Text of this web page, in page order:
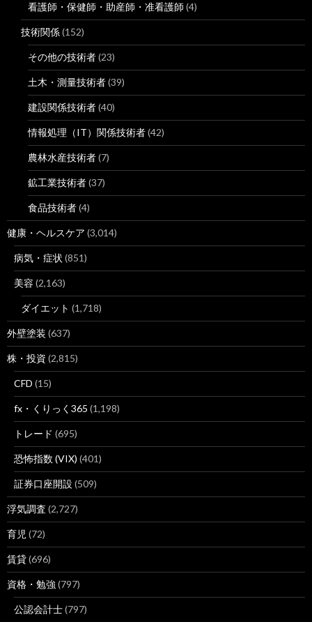
看護師・保健師・助産師・准看護師 (4)
技術関係(152)
その他の技術者(23)
土木・測量技術者(39)
建設関係技術者(40)
情報処理（IT）関係技術者(42)
農林水産技術者(7)
鉱工業技術者(37)
食品技術者(4)
健康・ヘルスケア (3,014)
病気・症状 (851)
美容 (2,163)
ダイエット (1,718)
外壁塗装 (637)
株・投資 (2,815)
CFD (15)
fx・くりっく365 (1,198)
トレード (695)
恐怖指数 (VIX) (401)
証券口座開設 (509)
浮気調査 (2,727)
育児 (72)
賃貸(696)
資格・勉強 (797)
公認会計士(797)